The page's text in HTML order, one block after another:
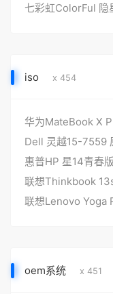
iso x 454
Dell 灵越15-7559
oem系统 x 451